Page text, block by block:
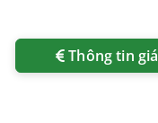
Thông tin giá